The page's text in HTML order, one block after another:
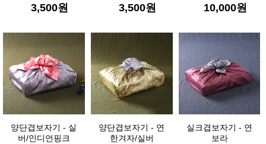
3,500원 3,500원 10,000원
양단겹보자기 - 실
버/인디언핑크
양단겹보자기 - 연
한겨자/실버
실크겹보자기 - 연
보라